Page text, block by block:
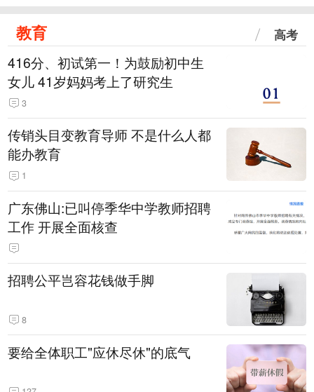
教育 高考
416分、初试第一！为鼓励初中生
女儿 41岁妈妈考上了研究生
3
传销头目变教育导师 不是什么人都
能办教育
1
广东佛山:已叫停季华中学教师招聘
工作 开展全面核查
招聘公平岂容花钱做手脚
8
要给全体职工"应休尽休"的底气